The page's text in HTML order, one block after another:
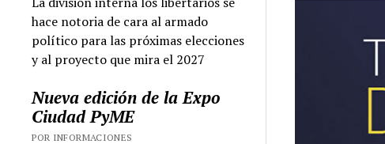
hace notoria de cara al armado
político para las próximas elecciones
y al proyecto que mira el 2027
Nueva edición de la Expo
Ciudad PyME
POR INFORMACIONES